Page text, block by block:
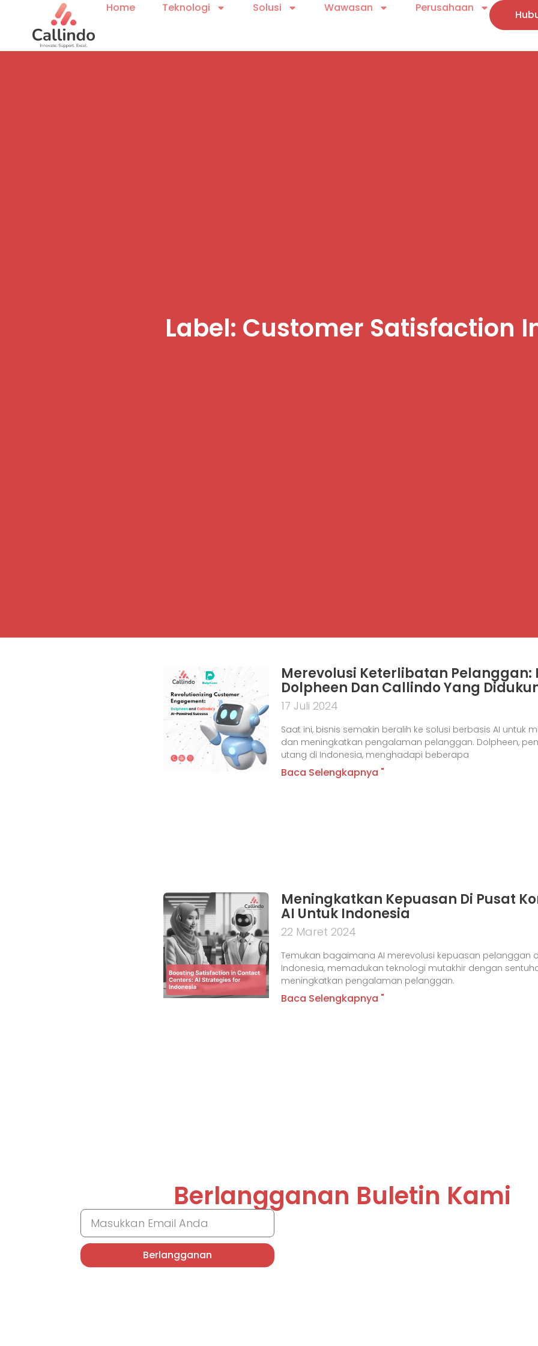
Home Teknologi Solusi Wawasan Perusahaan
Label: Customer Satisfaction
Merevolusi Keterlibatan Pelanggan:
Dolpheen Dan Callindo Yang
17 Juli 2024
Saat ini, bisnis semakin beralih ke solusi berbasis AI untuk
dan meningkatkan pengalaman pelanggan. Dolpheen,
utang di Indonesia, menghadapi beberapa
Baca Selengkapnya "
Meningkatkan Kepuasan Di Pusat
AI Untuk Indonesia
22 Maret 2024
Temukan bagaimana AI merevolusi kepuasan pelanggan
Indonesia, memadukan teknologi mutakhir dengan
meningkatkan pengalaman pelanggan.
Baca Selengkapnya "
Berlangganan Buletin Kami
Berlangganan